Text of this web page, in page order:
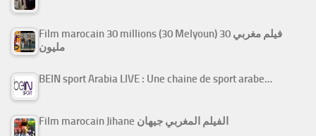
Film marocain 30 millions (30 Melyoun) فيلم مغربي 30
مليون
BEIN sport Arabia LIVE : Une chaine de sport arabe…
Film marocain Jihane الفيلم المغربي جيهان